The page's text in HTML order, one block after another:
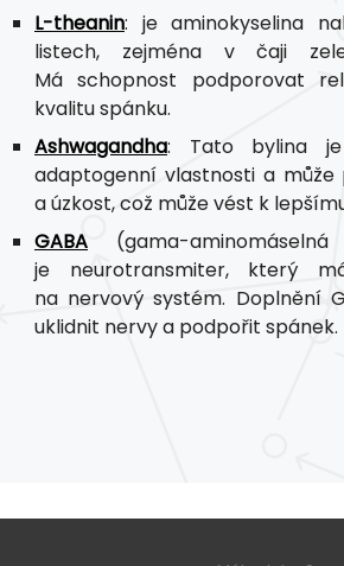
L-theanin: je aminokyselina
listech, zejména v čaji
Má schopnost podporovat
kvalitu spánku.
Ashwagandha: Tato bylina
adaptogenní vlastnosti a
a úzkost, což může vést k
GABA (gama-
je neurotransmiter, který
na nervový systém. Doplnění
uklidnit nervy a podpořit spánek.